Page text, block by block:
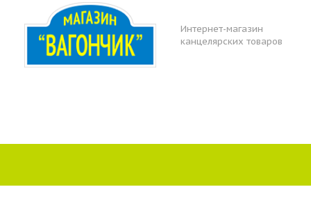
Интернет-магазин
канцелярских товаров